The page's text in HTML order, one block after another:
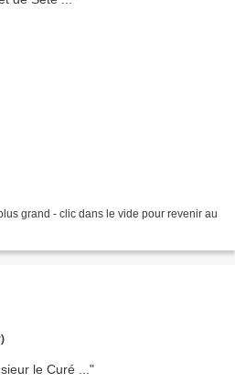
grand - clic dans le vide pour revenir au